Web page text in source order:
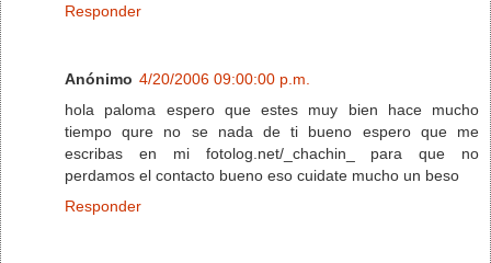
Responder
Anónimo 4/20/2006 09:00:00 p.m.
hola paloma espero que estes muy bien hace mucho
tiempo qure no se nada de ti bueno espero que me
escribas en mi fotolog.net/_chachin_ para que no
perdamos el contacto bueno eso cuidate mucho un beso
Responder